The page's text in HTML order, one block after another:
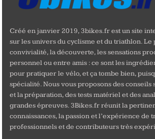
Créé en janvier 2019, 3bikes.fr est un site
sur les univers du cyclisme et du triathlon. Le
convivialité, la découverte, les sensations
personnel ou entre amis : ce sont les
pour pratiquer le vélo, et ça tombe bien,
spécialité. Nous vous proposons des
et la préparation, des tests matériel et des
grandes épreuves. 3Bikes.fr réunit la
connaissances, la passion et l’expérience de
professionnels et de contributeurs très